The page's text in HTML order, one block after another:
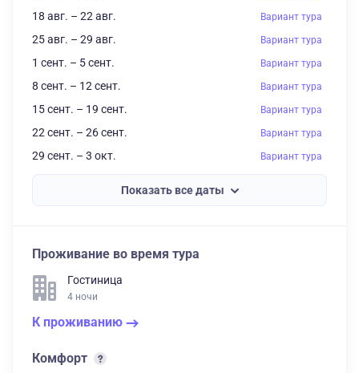
18 авг. – 22 авг. Вариант тура
25 авг. – 29 авг. Вариант тура
1 сент. – 5 сент. Вариант тура
8 сент. – 12 сент. Вариант тура
15 сент. – 19 сент. Вариант тура
22 сент. – 26 сент. Вариант тура
29 сент. – 3 окт. Вариант тура
Показать все даты
Проживание во время тура
Гостиница
4 ночи
К проживанию
Комфорт